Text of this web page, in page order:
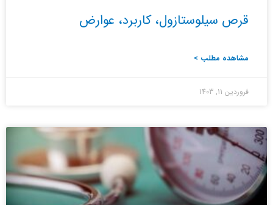
قرص سیلوستازول، کاربرد، عوارض
مشاهده مطلب >
فروردین 11, 1403